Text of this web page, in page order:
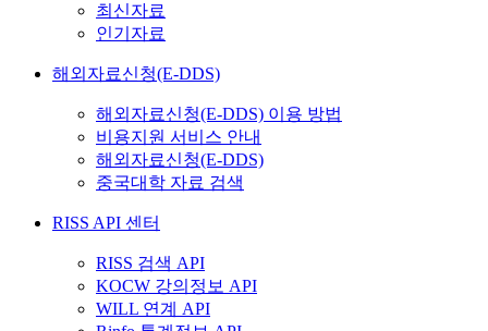
최신자료
인기자료
해외자료신청(E-DDS)
해외자료신청(E-DDS) 이용 방법
비용지원 서비스 안내
해외자료신청(E-DDS)
중국대학 자료 검색
RISS API 센터
RISS 검색 API
KOCW 강의정보 API
WILL 연계 API